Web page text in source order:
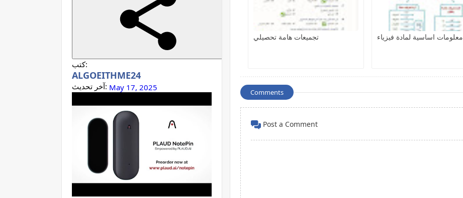
تجميعات هامة تحصيلي معلومات اساسية لمادة فيزياء
Comments
Post a Comment
كتب:
ALGOEITHME24
آخر تحديث: May 17, 2025